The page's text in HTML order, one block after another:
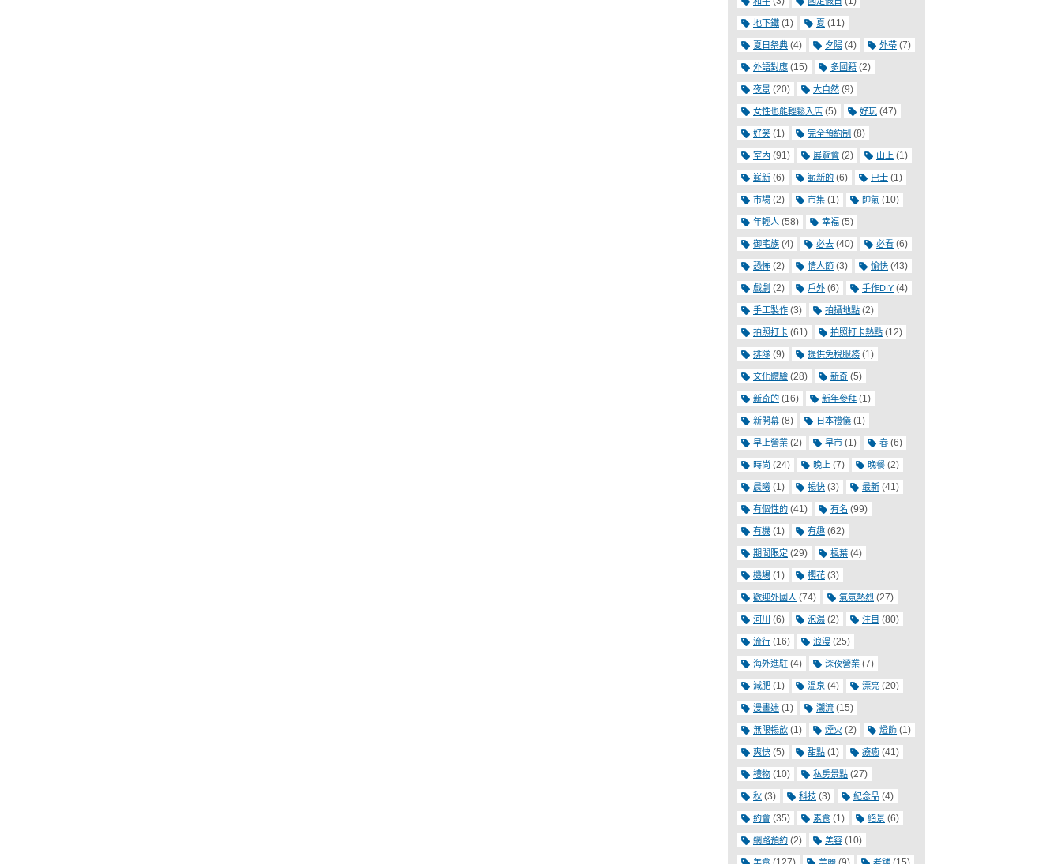
地下鐵 (1) 夏 (11)
夏日祭典 (4) 夕陽 (4) 外帶 (7)
外語對應 (15) 多國籍 (2)
夜景 (20) 大自然 (9)
女性也能輕鬆入店 (5) 好玩 (47)
好笑 (1) 完全預約制 (8)
室內 (91) 展覽會 (2) 山上 (1)
嶄新 (6) 嶄新的 (6) 巴士 (1)
市場 (2) 市集 (1) 帥氣 (10)
年輕人 (58) 幸福 (5)
御宅族 (4) 必去 (40) 必看 (6)
恐怖 (2) 情人節 (3) 愉快 (43)
戲劇 (2) 戶外 (6) 手作DIY (4)
手工製作 (3) 拍攝地點 (2)
拍照打卡 (61) 拍照打卡熱點 (12)
排隊 (9) 提供免稅服務 (1)
文化體驗 (28) 新奇 (5)
新奇的 (16) 新年參拜 (1)
新開幕 (8) 日本禮儀 (1)
早上營業 (2) 早市 (1) 春 (6)
時尚 (24) 晚上 (7) 晚餐 (2)
晨曦 (1) 暢快 (3) 最新 (41)
有個性的 (41) 有名 (99)
有機 (1) 有趣 (62)
期間限定 (29) 楓葉 (4)
機場 (1) 櫻花 (3)
歡迎外國人 (74) 氣氛熱烈 (27)
河川 (6) 泡湯 (2) 注目 (80)
流行 (16) 浪漫 (25)
海外進駐 (4) 深夜營業 (7)
減肥 (1) 溫泉 (4) 漂亮 (20)
漫畫迷 (1) 潮流 (15)
無限暢飲 (1) 煙火 (2) 燈飾 (1)
爽快 (5) 甜點 (1) 療癒 (41)
禮物 (10) 私房景點 (27)
秋 (3) 科技 (3) 紀念品 (4)
約會 (35) 素食 (1) 絕景 (6)
網路預約 (2) 美容 (10)